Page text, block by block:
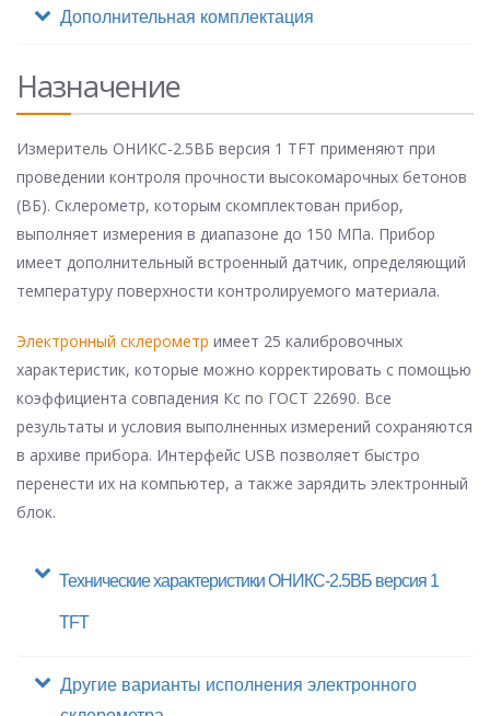
Дополнительная комплектация
Назначение
Измеритель ОНИКС-2.5ВБ версия 1 TFT применяют при
проведении контроля прочности высокомарочных бетонов
(ВБ). Склерометр, которым скомплектован прибор,
выполняет измерения в диапазоне до 150 МПа. Прибор
имеет дополнительный встроенный датчик, определяющий
температуру поверхности контролируемого материала.
Электронный склерометр имеет 25 калибровочных
характеристик, которые можно корректировать с помощью
коэффициента совпадения Кс по ГОСТ 22690. Все
результаты и условия выполненных измерений сохраняются
в архиве прибора. Интерфейс USB позволяет быстро
перенести их на компьютер, а также зарядить электронный
блок.
Технические характеристики ОНИКС-2.5ВБ версия 1
TFT
Другие варианты исполнения электронного